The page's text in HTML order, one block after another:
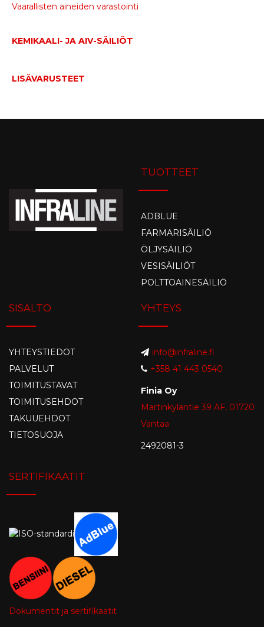
Vaarallisten aineiden varastointi
KEMIKAALI- JA AIV-SÄILIÖT
LISÄVARUSTEET
TUOTTEET
ADBLUE
FARMARISÄILIÖ
ÖLJYSÄILIÖ
VESISÄILIÖT
POLTTOAINESÄILIÖ
SISÄLTÖ
YHTEYSTIEDOT
PALVELUT
TOIMITUSTAVAT
TOIMITUSEHDOT
TAKUUEHDOT
TIETOSUOJA
YHTEYS
info@infraline.fi
+358 41 443 0540
Finia Oy
Martinkyläntie 39 AF, 01720
Vantaa
2492081-3
SERTIFIKAATIT
Dokumentit ja sertifikaatit